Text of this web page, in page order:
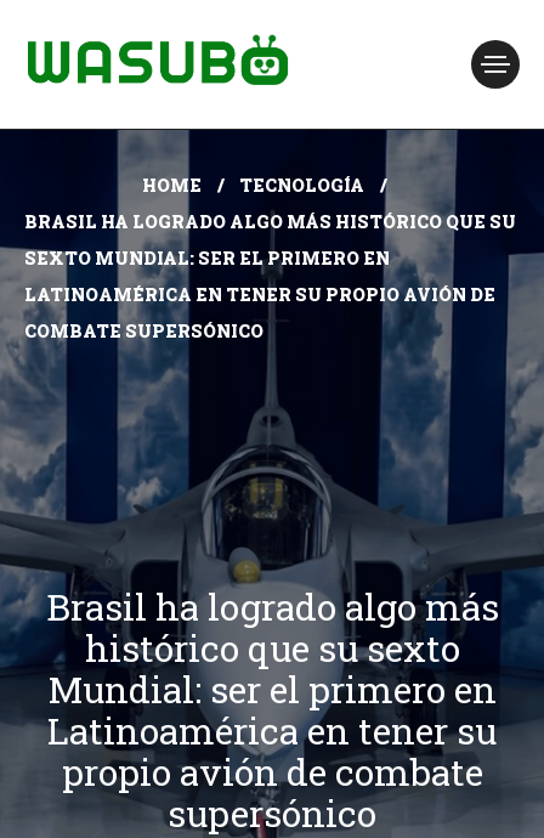
HOME
TECNOLOGÍA
BRASIL HA LOGRADO ALGO MÁS HISTÓRICO QUE SU
SEXTO MUNDIAL: SER EL PRIMERO EN
LATINOAMÉRICA EN TENER SU PROPIO AVIÓN DE
COMBATE SUPERSÓNICO
Brasil ha logrado algo más
histórico que su sexto
Mundial: ser el primero en
Latinoamérica en tener su
propio avión de combate
supersónico